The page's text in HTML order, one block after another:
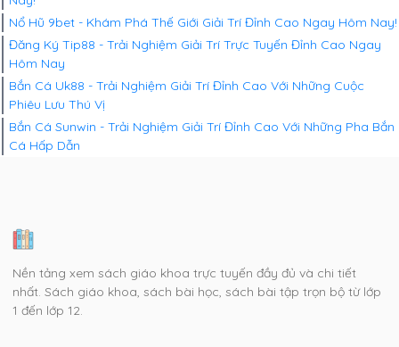
Nổ Hũ 9bet - Khám Phá Thế Giới Giải Trí Đỉnh Cao Ngay Hôm Nay!
Đăng Ký Tip88 - Trải Nghiệm Giải Trí Trực Tuyến Đỉnh Cao Ngay
Hôm Nay
Bắn Cá Uk88 - Trải Nghiệm Giải Trí Đỉnh Cao Với Những Cuộc
Phiêu Lưu Thú Vị
Bắn Cá Sunwin - Trải Nghiệm Giải Trí Đỉnh Cao Với Những Pha Bắn
Cá Hấp Dẫn
Nền tảng xem sách giáo khoa trực tuyến đầy đủ và chi tiết
nhất. Sách giáo khoa, sách bài học, sách bài tập trọn bộ từ lớp
1 đến lớp 12.